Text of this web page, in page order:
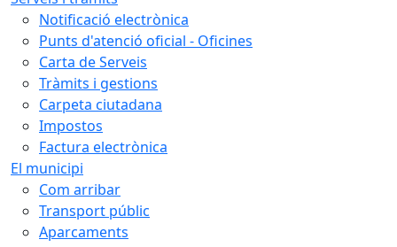
Notificació electrònica
Punts d'atenció oficial - Oficines
Carta de Serveis
Tràmits i gestions
Carpeta ciutadana
Impostos
Factura electrònica
El municipi
Com arribar
Transport públic
Aparcaments